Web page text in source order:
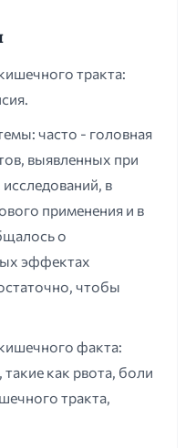
тракта:
часто - головная
выявленных при
в
применения и в
о
эффектах
чтобы
факта:
как рвота, боли
тракта,